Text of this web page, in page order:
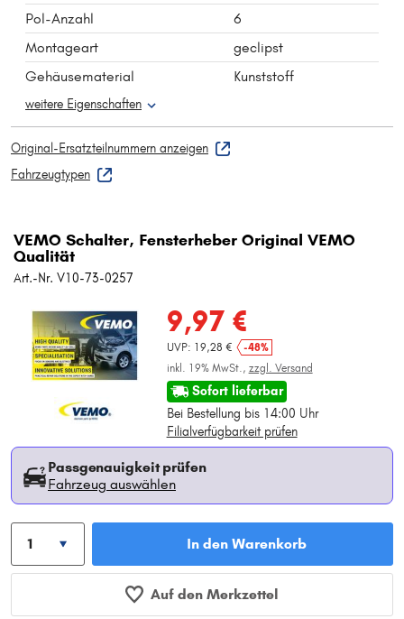
Pol-Anzahl
6
Montageart
geclipst
Gehäusematerial
Kunststoff
weitere Eigenschaften
Original-Ersatzteilnummern anzeigen
Fahrzeugtypen
VEMO Schalter, Fensterheber Original VEMO
Qualität
Art.-Nr. V10-73-0257
9,97 €
UVP: 19,28 €
-48%
inkl. 19% MwSt., zzgl. Versand
Sofort lieferbar
Bei Bestellung bis 14:00 Uhr
Filialverfügbarkeit prüfen
Passgenauigkeit prüfen
Fahrzeug auswählen
In den Warenkorb
Auf den Merkzettel